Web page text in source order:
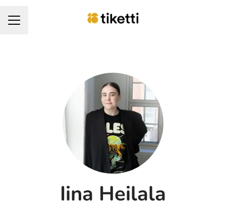
URAVALIKKO
Iina Heilala